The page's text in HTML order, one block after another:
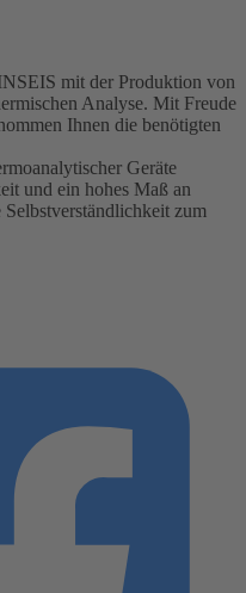
mit der Produktion von
Analyse. Mit Freude
Ihnen die benötigten
Geräte
und ein hohes Maß an
zum